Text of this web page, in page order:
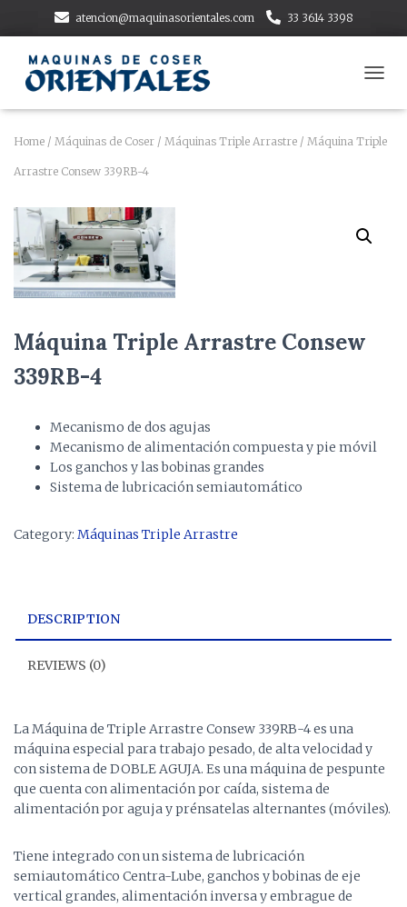
atencion@maquinasorientales.com 33 3614 3398
G
Home / Máquinas de Coser / Máquinas Triple Arrastre / Máquina Triple
Arrastre Consew 339RB-4
Máquina Triple Arrastre Consew
339RB-4
Mecanismo de dos agujas
Mecanismo de alimentación compuesta y pie móvil
Los ganchos y las bobinas grandes
Sistema de lubricación semiautomático
Category: Máquinas Triple Arrastre
DESCRIPTION
REVIEWS (0)
La Máquina de Triple Arrastre Consew 339RB-4 es una
máquina especial para trabajo pesado, de alta velocidad y
con sistema de DOBLE AGUJA. Es una máquina de pespunte
que cuenta con alimentación por caída, sistema de
alimentación por aguja y prénsatelas alternantes (móviles).
Tiene integrado con un sistema de lubricación
semiautomático Centra-Lube, ganchos y bobinas de eje
vertical grandes, alimentación inversa y embrague de